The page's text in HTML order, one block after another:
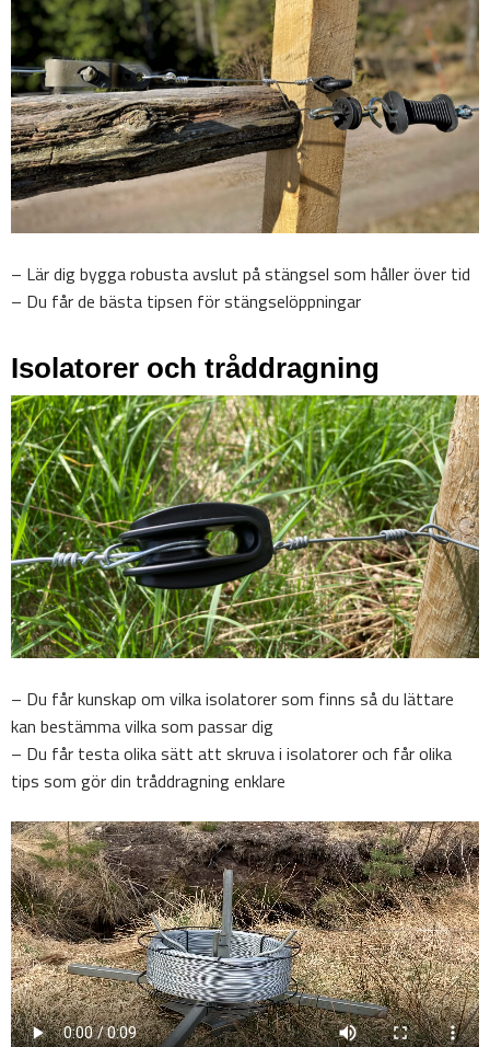
– Lär dig bygga robusta avslut på stängsel som håller över tid
– Du får de bästa tipsen för stängselöppningar
Isolatorer och tråddragning
– Du får kunskap om vilka isolatorer som finns så du lättare
kan bestämma vilka som passar dig
– Du får testa olika sätt att skruva i isolatorer och får olika
tips som gör din tråddragning enklare